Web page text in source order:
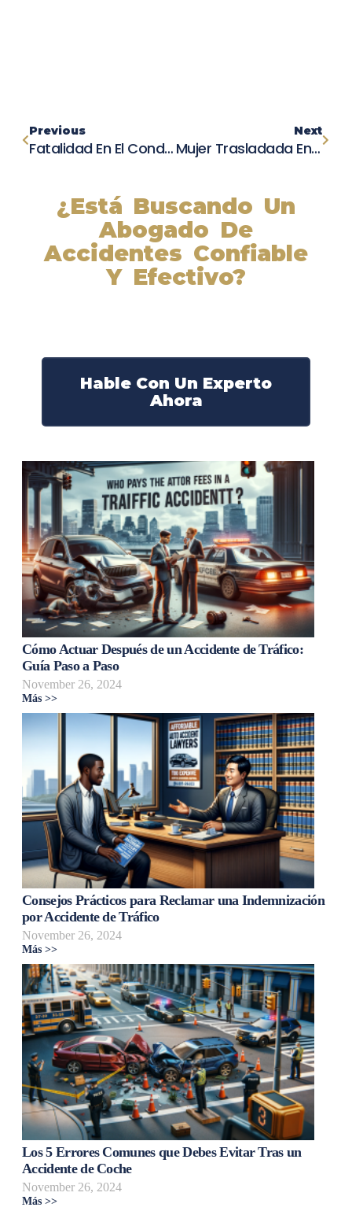
Previous
Fatalidad En El Condado De Tulare: La Importancia Crítica Del Cinturón De Seguridad
Next
Mujer Trasladada En Helicóptero Tras Grave Accidente En Phelan
¿Está Buscando Un
Abogado De
Accidentes Confiable
Y Efectivo?
Hable Con Un Experto
Ahora
Cómo Actuar Después de un Accidente de Tráfico:
Guía Paso a Paso
November 26, 2024
Más >>
Consejos Prácticos para Reclamar una Indemnización
por Accidente de Tráfico
November 26, 2024
Más >>
Los 5 Errores Comunes que Debes Evitar Tras un
Accidente de Coche
November 26, 2024
Más >>